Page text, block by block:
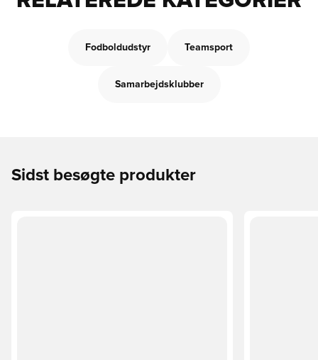
Fodboldudstyr Teamsport
Samarbejdsklubber
Sidst besøgte produkter